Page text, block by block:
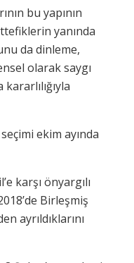
bu yapının
yanında
da dinleme,
olarak saygı
ekim ayında
karşı önyargılı
Birleşmiş
ayrıldıklarını